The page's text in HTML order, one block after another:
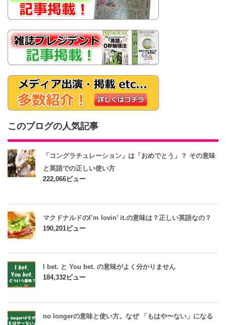
このブログの人気記事
「コングラチュレーション」は「おめでとう」？ その意味
と英語での正しい使い方
222,066ビュー
マクドナルドのI’m lovin’ it.の意味は？正しい英語なの？
190,201ビュー
I bet. と You bet. の意味がよく分かりません
184,332ビュー
no longerの意味と使い方。なぜ 「もはや〜ない」になる